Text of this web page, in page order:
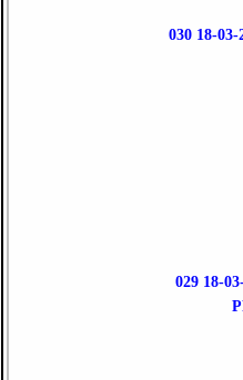
030 18-
029 18-